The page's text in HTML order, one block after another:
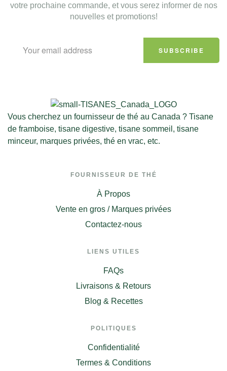
votre prochaine commande, et vous serez informer de nos
nouvelles et promotions!
SUBSCRIBE
Vous cherchez un fournisseur de thé au Canada ? Tisane
de framboise, tisane digestive, tisane sommeil, tisane
minceur, marques privées, thé en vrac, etc.
FOURNISSEUR DE THÉ
À Propos
Vente en gros / Marques privées
Contactez-nous
LIENS UTILES
FAQs
Livraisons & Retours
Blog & Recettes
POLITIQUES
Confidentialité
Termes & Conditions